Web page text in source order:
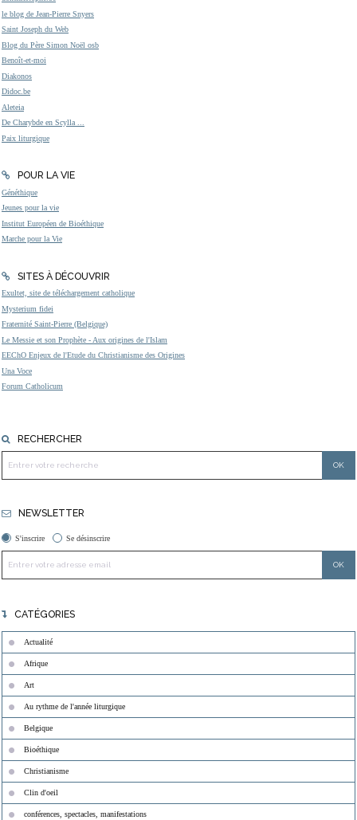
le blog de Jean-Pierre Snyers
Saint Joseph du Web
Blog du Père Simon Noël osb
Benoît-et-moi
Diakonos
Didoc.be
Aleteia
De Charybde en Scylla ...
Paix liturgique
POUR LA VIE
Généthique
Jeunes pour la vie
Institut Européen de Bioéthique
Marche pour la Vie
SITES À DÉCOUVRIR
Exultet, site de téléchargement catholique
Mysterium fidei
Fraternité Saint-Pierre (Belgique)
Le Messie et son Prophète - Aux origines de l'Islam
EEChO Enjeux de l'Etude du Christianisme des Origines
Una Voce
Forum Catholicum
RECHERCHER
NEWSLETTER
S'inscrire Se désinscrire
CATÉGORIES
Actualité
Afrique
Art
Au rythme de l'année liturgique
Belgique
Bioéthique
Christianisme
Clin d'oeil
conférences, spectacles, manifestations